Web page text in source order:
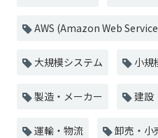
AWS (Amazon Web
大規模システム 小規
製造・メーカー 建設
運輸・物流 卸売・小